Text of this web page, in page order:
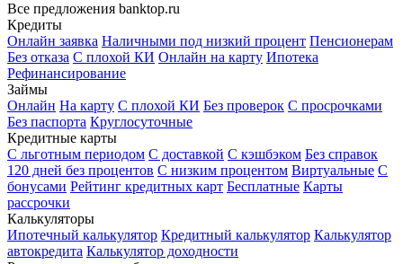
Все предложения banktop.ru
Кредиты
Онлайн заявка Наличными под низкий процент Пенсионерам
Без отказа С плохой КИ Онлайн на карту Ипотека
Рефинансирование
Займы
Онлайн На карту С плохой КИ Без проверок С просрочками
Без паспорта Круглосуточные
Кредитные карты
С льготным периодом С доставкой С кэшбэком Без справок
120 дней без процентов С низким процентом Виртуальные С
бонусами Рейтинг кредитных карт Бесплатные Карты
рассрочки
Калькуляторы
Ипотечный калькулятор Кредитный калькулятор Калькулятор
автокредита Калькулятор доходности